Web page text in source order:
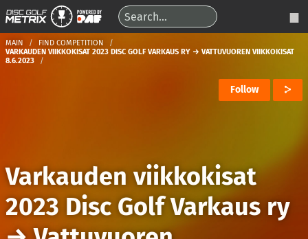
MAIN
FIND COMPETITION
VARKAUDEN VIIKKOKISAT 2023 DISC GOLF VARKAUS RY → VATTUVUOREN VIIKKOKISAT
8.6.2023
Follow
Varkauden viikkokisat
2023 Disc Golf Varkaus ry